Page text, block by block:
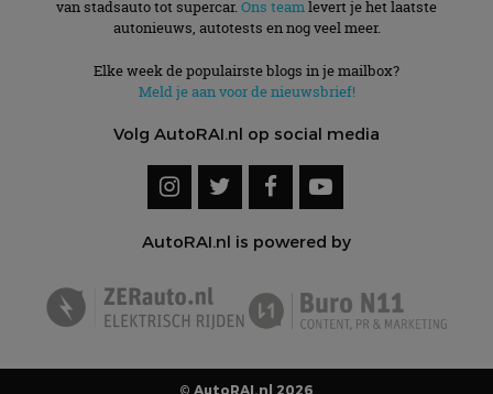
van stadsauto tot supercar. Ons teamlevert je het laatste
autonieuws, autotests en nog veel meer.
Elke week de populairste blogs in je mailbox?
Meld je aan voor de nieuwsbrief!
Volg AutoRAI.nl op social media
AutoRAI.nl is powered by
© AutoRAI.nl 2026